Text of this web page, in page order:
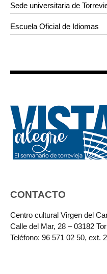
Sede universitaria de
Escuela Oficial de Idiomas
CONTACTO
Centro cultural Virgen del
Calle del Mar, 28 – 03182
Teléfono: 96 571 02 50, ext.